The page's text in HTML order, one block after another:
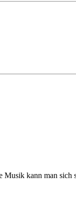
kann man